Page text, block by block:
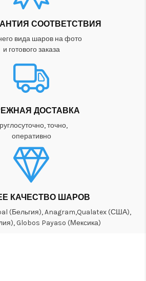
СООТВЕТСТВИЯ
вида шаров на фото
и готового заказа
ДОСТАВКА
точно,
оперативно
КАЧЕСТВО ШАРОВ
(Бельгия), Anagram,Qualatex (США),
Globos Payaso (Мексика)